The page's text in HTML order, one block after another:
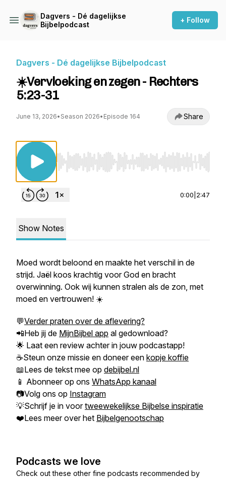
Dagvers - Dé dagelijkse
Bijbelpodcast
+ Follow
Dagvers - Dé dagelijkse Bijbelpodcast
☀️Vervloeking en zegen - Rechters
5:23-31
June 13, 2026• Season 2026• Episode 164 Share
Use Left/Right to seek, Home/End to jump
0:00 2:47
Show Notes
Moed wordt beloond en maakte het verschil in de
strijd. Jaël koos krachtig voor God en bracht
overwinning. Ook wij kunnen stralen als de zon, met
moed en vertrouwen! ☀️
💬Verder praten over de aflevering?
📲Heb jij de MijnBijbel app al gedownload?
🌟 Laat een review achter in jouw podcastapp!
☕Steun onze missie en doneer een kopje koffie
📖Lees de tekst mee op debijbel.nl
📱 Abonneer op ons WhatsApp kanaal
📷Volg ons op Instagram
💡Schrijf je in voortweewekelijkse Bijbelse inspiratie
❤️Lees meer over het Bijbelgenootschap
Podcasts we love
Check out these other fine podcasts recommended by